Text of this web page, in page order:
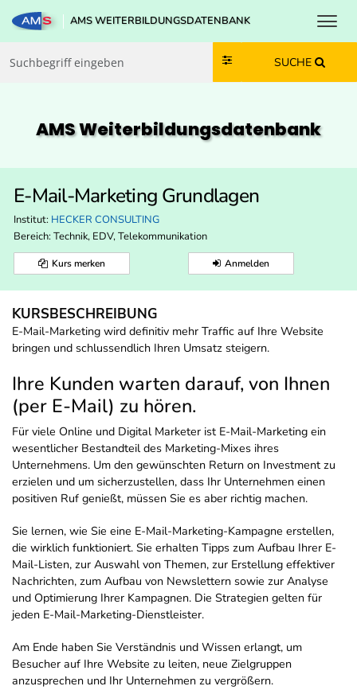
Zum Inhalt springen
Zum Navmenü springen
Zur Suche springen
Zur Footer springen
AMS WEITERBILDUNGSDATENBANK
SUCHE
AMS Weiterbildungs­datenbank
E-Mail-Marketing Grundlagen
Institut: HECKER CONSULTING
Bereich: Technik, EDV, Telekommunikation
Kurs merken Anmelden
KURSBESCHREIBUNG
E-Mail-Marketing wird definitiv mehr Traffic auf Ihre Website
bringen und schlussendlich Ihren Umsatz steigern.
Ihre Kunden warten darauf, von Ihnen
(per E-Mail) zu hören.
Für viele Online und Digital Marketer ist E-Mail-Marketing ein
wesentlicher Bestandteil des Marketing-Mixes ihres
Unternehmens. Um den gewünschten Return on Investment zu
erzielen und um sicherzustellen, dass Ihr Unternehmen einen
positiven Ruf genießt, müssen Sie es aber richtig machen.
Sie lernen, wie Sie eine E-Mail-Marketing-Kampagne erstellen,
die wirklich funktioniert. Sie erhalten Tipps zum Aufbau Ihrer E-
Mail-Listen, zur Auswahl von Themen, zur Erstellung effektiver
Nachrichten, zum Aufbau von Newslettern sowie zur Analyse
und Optimierung Ihrer Kampagnen. Die Strategien gelten für
jeden E-Mail-Marketing-Dienstleister.
Am Ende haben Sie Verständnis und Wissen erlangt, um
Besucher auf Ihre Website zu leiten, neue Zielgruppen
anzusprechen und Ihr Unternehmen zu vergrößern.